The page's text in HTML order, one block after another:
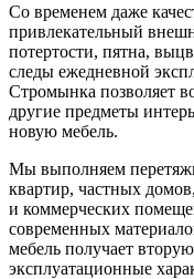
Со временем даже
привлекательный
потертости, пятна,
следы ежедневной
Стромынка позволяет
другие предметы
новую мебель.
Мы выполняем
квартир, частных
и коммерческих
современных
мебель получает
эксплуатационные